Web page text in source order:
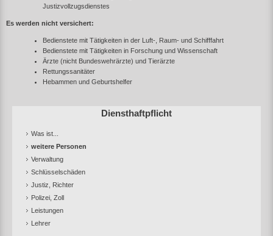
Diensthaftpflicht
Was ist...
weitere Personen
Verwaltung
Schlüsselschäden
Justiz, Richter
Polizei, Zoll
Leistungen
Lehrer
Justizvollzugsdienstes
Es werden nicht versichert:
Bedienstete mit Tätigkeiten in der Luft-, Raum- und Schifffahrt
Bedienstete mit Tätigkeiten in Forschung und Wissenschaft
Ärzte (nicht Bundeswehrärzte) und Tierärzte
Rettungssanitäter
Hebammen und Geburtshelfer